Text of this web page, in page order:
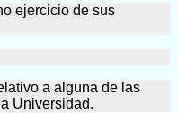
ejercicio de sus
a alguna de las
Universidad.